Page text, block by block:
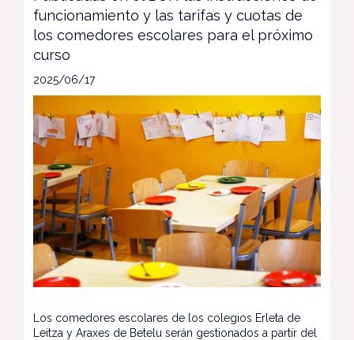
funcionamiento y las tarifas y cuotas de
los comedores escolares para el próximo
curso
2025/06/17
Los comedores escolares de los colegios Erleta de
Leitza y Araxes de Betelu serán gestionados a partir del